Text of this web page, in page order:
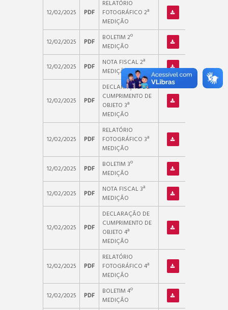
12/02/2025 PDF
RELATÓRIO
FOTOGRÁFICO 2ª
MEDIÇÃO
12/02/2025
PDF
BOLETIM 2º
MEDIÇÃO
12/02/2025
PDF
NOTA FISCAL 2ª
MEDIÇÃO
12/02/2025 PDF
DECLARAÇÃO DE
CUMPRIMENTO DE
OBJETO 3ª
MEDIÇÃO
12/02/2025 PDF
RELATÓRIO
FOTOGRÁFICO 3ª
MEDIÇÃO
12/02/2025
PDF
BOLETIM 3º
MEDIÇÃO
12/02/2025
PDF
NOTA FISCAL 3ª
MEDIÇÃO
12/02/2025 PDF
DECLARAÇÃO DE
CUMPRIMENTO DE
OBJETO 4ª
MEDIÇÃO
12/02/2025 PDF
RELATÓRIO
FOTOGRÁFICO 4ª
MEDIÇÃO
12/02/2025
PDF
BOLETIM 4º
MEDIÇÃO